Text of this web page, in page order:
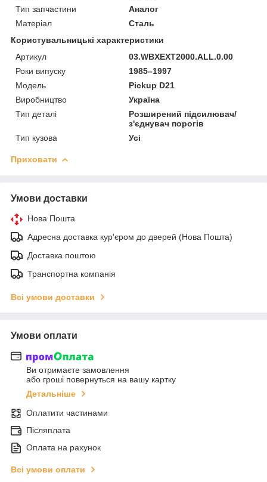
Тип запчастини
Аналог
Матеріал
Сталь
Користувальницькі характеристики
Артикул
03.WBXEXT2000.ALL.0.00
Роки випуску
1985–1997
Мoдель
Pickup D21
Виробництво
Україна
Тип деталі
Розширений підсилювач/
з'єднувач порогів
Тип кузова
Усі
Приховати
Умови доставки
Нова Пошта
Адресна доставка кур'єром до дверей (Нова Пошта)
Доставка поштою
Транспортна компанія
Всі умови доставки
Умови оплати
Ви отримаєте замовлення
або гроші повернуться на вашу картку
Детальніше
Оплатити частинами
Післяплата
Оплата на рахунок
Всі умови оплати